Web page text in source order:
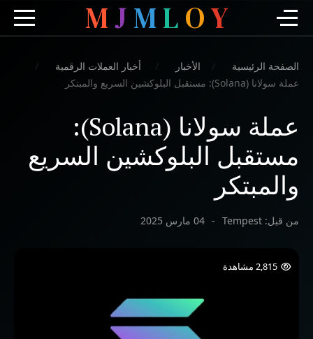
MJMLOY
الصفحة الرئيسية الأخبار
أخبار العملات الرقمية
عملة سولانا (Solana): مستقبل البلوكشين السريع والمبتكر
عملة سولانا (Solana):
مستقبل البلوكشين السريع
والمبتكر
من قبل: Tempest 04 مارس 2025
2,815 مشاهدة